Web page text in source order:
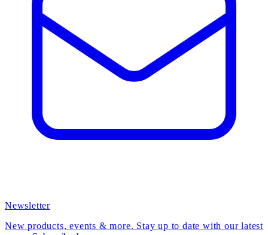
Newsletter
New products, events & more. Stay up to date with our latest